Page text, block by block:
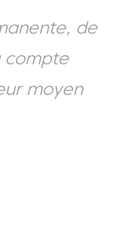
de
compte
moyen